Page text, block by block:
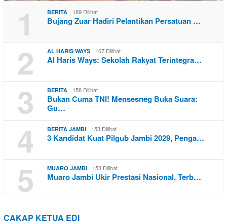
1 BERITA 189 Dilihat
Bujang Zuar Hadiri Pelantikan Persatuan …
2 AL HARIS WAYS 167 Dilihat
Al Haris Ways: Sekolah Rakyat Terintegra…
3 BERITA 158 Dilihat
Bukan Cuma TNI! Mensesneg Buka Suara:
Gu…
4 BERITA JAMBI 153 Dilihat
3 Kandidat Kuat Pilgub Jambi 2029, Penga…
5 MUARO JAMBI 153 Dilihat
Muaro Jambi Ukir Prestasi Nasional, Terb…
CAKAP KETUA EDI